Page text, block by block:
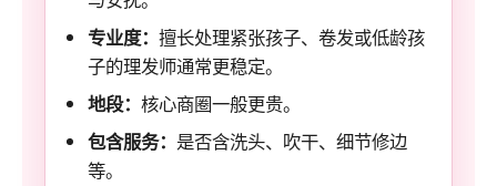
专业度： 擅长处理紧张孩子、卷发或低龄孩
子的理发师通常更稳定。
地段： 核心商圈一般更贵。
包含服务： 是否含洗头、吹干、细节修边
等。